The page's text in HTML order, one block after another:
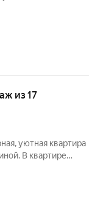
из 17
уютная квартира
В квартире
где можно